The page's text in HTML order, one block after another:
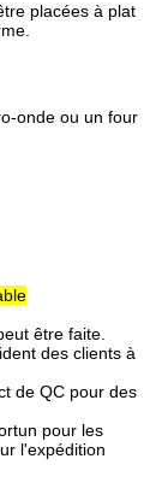
placées à plat
onde ou un four
être faite.
des clients à
de QC pour des
pour les
l'expédition